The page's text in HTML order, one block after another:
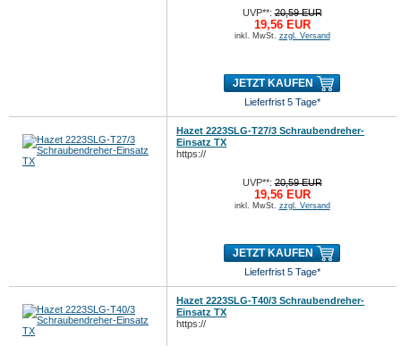
UVP**:20,59 EUR
19,56 EUR
inkl. MwSt. zzgl. Versand
JETZT KAUFEN
Lieferfrist 5 Tage*
Hazet 2223SLG-T27/3 Schraubendreher-
Einsatz TX
https://
UVP**:20,59 EUR
19,56 EUR
inkl. MwSt. zzgl. Versand
JETZT KAUFEN
Lieferfrist 5 Tage*
Hazet 2223SLG-T40/3 Schraubendreher-
Einsatz TX
https://